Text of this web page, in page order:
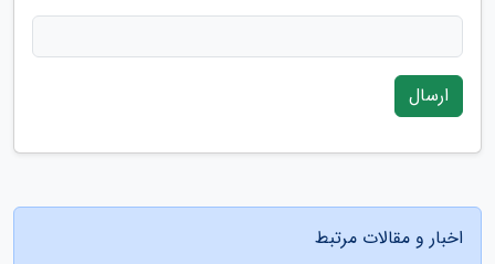
ارسال
اخبار و مقالات مرتبط